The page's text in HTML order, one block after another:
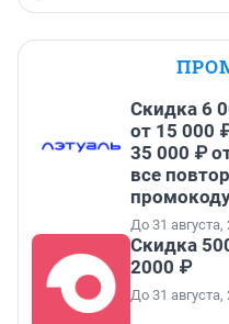
Скидка 6
от 15 000
35 000 ₽
все
До 31 августа,
Скидка
2000 ₽
До 31 августа,